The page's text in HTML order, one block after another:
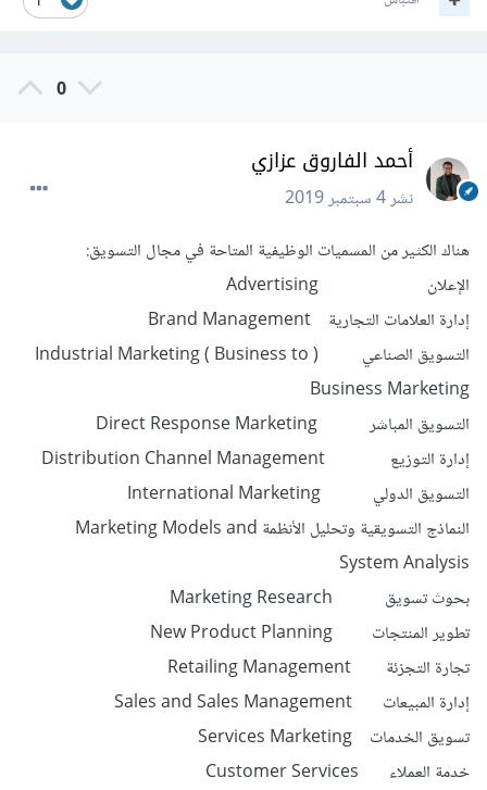
0
أحمد الفاروق عزازي
نشر4 سبتمبر 2019
هناك الكثير من المسميات الوظيفية المتاحة في مجال التسويق:
الإعلان Advertising
إدارة العلامات التجارية Brand Management
التسويق الصناعي ( Industrial Marketing ( Business to
Business Marketing
التسويق المباشر Direct Response Marketing
إدارة التوزيع Distribution Channel Management
التسويق الدولي International Marketing
النماذج التسويقية وتحليل الأنظمة Marketing Models and
System Analysis
بحوث تسويق Marketing Research
تطوير المنتجات New Product Planning
تجارة التجزئة Retailing Management
إدارة المبيعات Sales and Sales Management
تسويق الخدمات Services Marketing
خدمة العملاء Customer Services